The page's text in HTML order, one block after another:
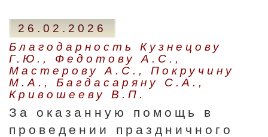
26.02.2026
Благодарность Кузнецову
Г.Ю., Федотову А.С.,
Мастерову А.С., Покручину
М.А., Багдасаряну С.А.,
Кривошееву В.П.
За оказанную помощь в
проведении праздничного